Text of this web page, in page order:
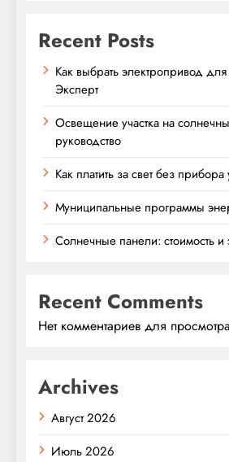
Recent Posts
Как выбрать электропривод
Эксперт
Освещение участка на
руководство
Как платить за свет без прибора
Муниципальные программы
Солнечные панели: стоимость и
Recent Comments
Нет комментариев для
Archives
Август 2026
Июль 2026